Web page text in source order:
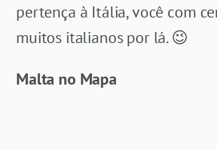
pertença à Itália, você com
muitos italianos por lá. 😉
Malta no Mapa